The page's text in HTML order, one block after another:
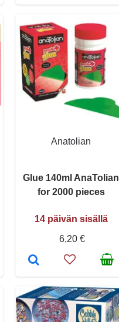
Anatolian
Glue 140ml AnaTolian
for 2000 pieces
14 päivän sisällä
6,20 €